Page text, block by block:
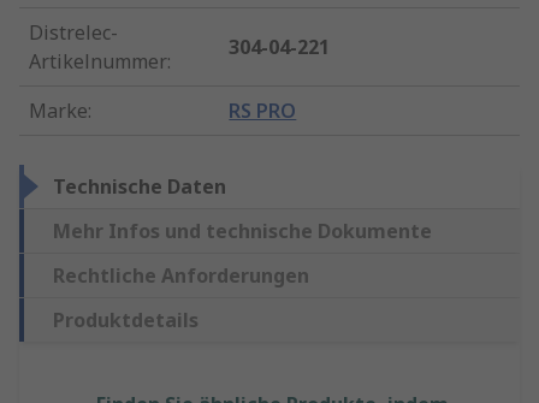
Distrelec-
Artikelnummer:
304-04-221
Marke: RS PRO
Technische Daten
Mehr Infos und technische Dokumente
Rechtliche Anforderungen
Produktdetails